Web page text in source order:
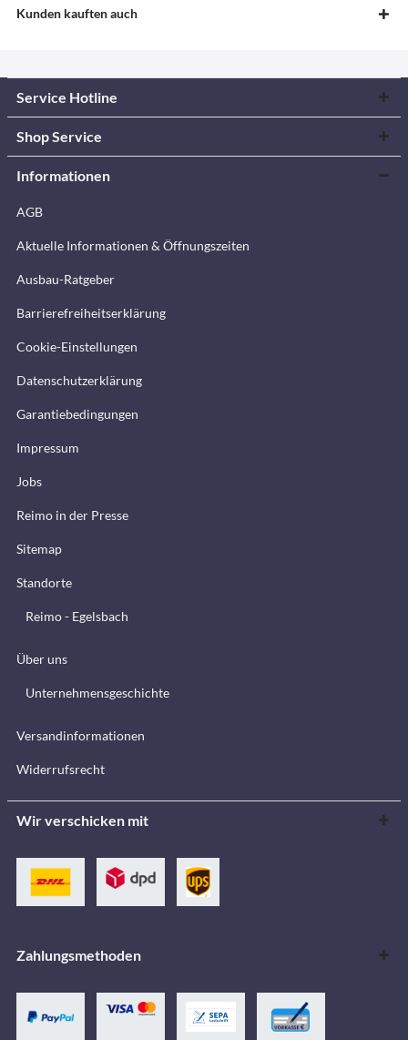
Kunden kauften auch
Service Hotline
Shop Service
Informationen
AGB
Aktuelle Informationen & Öffnungszeiten
Ausbau-Ratgeber
Barrierefreiheitserklärung
Cookie-Einstellungen
Datenschutzerklärung
Garantiebedingungen
Impressum
Jobs
Reimo in der Presse
Sitemap
Standorte
Reimo - Egelsbach
Über uns
Unternehmensgeschichte
Versandinformationen
Widerrufsrecht
Wir verschicken mit
Zahlungsmethoden